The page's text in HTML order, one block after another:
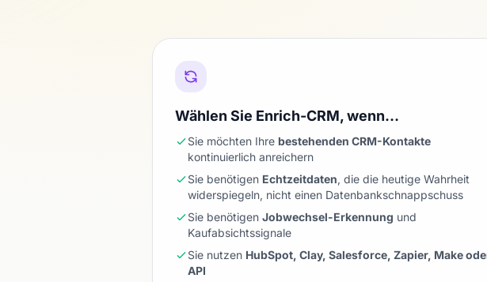
Wählen Sie Enrich-CRM, wenn…
Sie möchten Ihre bestehenden CRM-Kontakte
kontinuierlich anreichern
Sie benötigen Echtzeitdaten, die die heutige Wahrheit
widerspiegeln, nicht einen Datenbankschnappschuss
Sie benötigen Jobwechsel-Erkennung und
Kaufabsichtssignale
Sie nutzen HubSpot, Clay, Salesforce, Zapier, Make
API